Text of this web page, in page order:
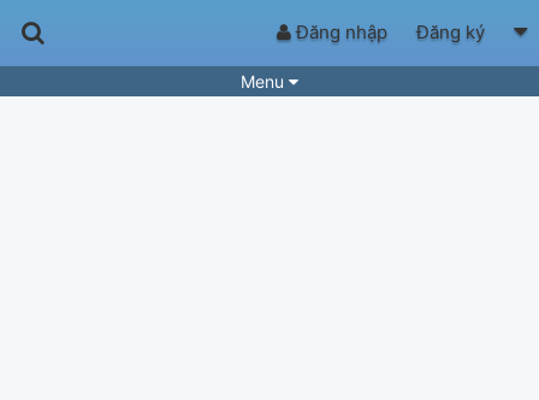
Đăng nhập Đăng ký
Menu